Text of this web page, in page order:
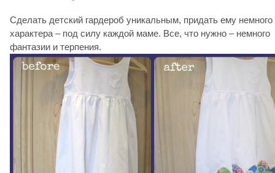
Сделать детский гардероб уникальным, придать ему немного
характера – под силу каждой маме. Все, что нужно – немного
фантазии и терпения.